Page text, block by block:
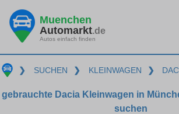
Muenchen
Automarkt.de
Autos einfach finden
❯ SUCHEN ❯ KLEINWAGEN ❯
gebrauchte Dacia Kleinwagen in
suchen